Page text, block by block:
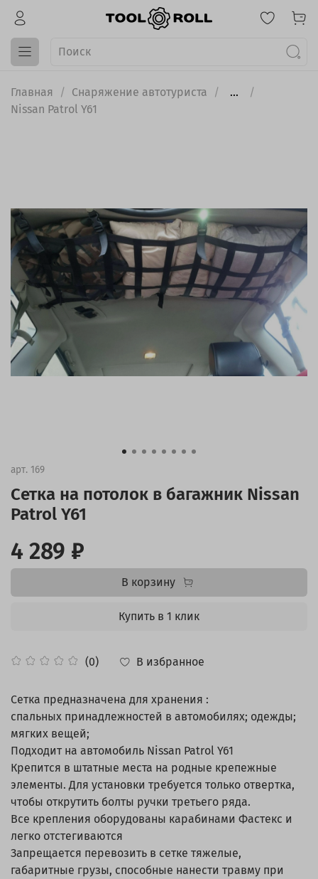
Главная Снаряжение автотуриста
...
Nissan Patrol Y61
арт. 169
Сетка на потолок в багажник Nissan
Patrol Y61
(0) В избранное
4 289 ₽
В корзину
Купить в 1 клик
Сетка предназначена для хранения :
спальных принадлежностей в автомобилях; одежды;
мягких вещей;
Подходит на автомобиль Nissan Patrol Y61
Крепится в штатные места на родные крепежные
элементы. Для установки требуется только отвертка,
чтобы открутить болты ручки третьего ряда.
Все крепления оборудованы карабинами Фастекс и
легко отстегиваются
Запрещается перевозить в сетке тяжелые,
габаритные грузы, способные нанести травму при